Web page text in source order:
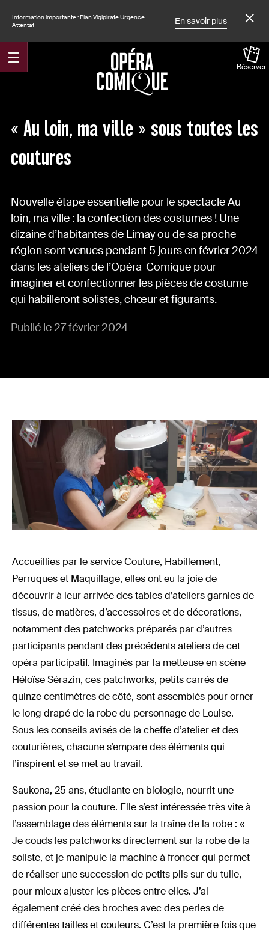
Information importante : Plan Vigipirate Urgence
Attentat
En savoir plus
Réserver
« Au loin, ma ville » sous toutes les
coutures
Nouvelle étape essentielle pour le spectacle Au
loin, ma ville : la confection des costumes ! Une
dizaine d’habitantes de Limay ou de sa proche
région sont venues pendant 5 jours en février 2024
dans les ateliers de l’Opéra-Comique pour
imaginer et confectionner les pièces de costume
qui habilleront solistes, chœur et figurants.
Publié le 27 février 2024
Accueillies par le service Couture, Habillement,
Perruques et Maquillage, elles ont eu la joie de
découvrir à leur arrivée des tables d’ateliers garnies de
tissus, de matières, d’accessoires et de décorations,
notamment des patchworks préparés par d’autres
participants pendant des précédents ateliers de cet
opéra participatif. Imaginés par la metteuse en scène
Héloïse Sérazin, ces patchworks, petits carrés de
quinze centimètres de côté, sont assemblés pour orner
le long drapé de la robe du personnage de Louise.
Sous les conseils avisés de la cheffe d’atelier et des
couturières, chacune s’empare des éléments qui
l’inspirent et se met au travail.
Saukona, 25 ans, étudiante en biologie, nourrit une
passion pour la couture. Elle s’est intéressée très vite à
l’assemblage des éléments sur la traîne de la robe : «
Je couds les patchworks directement sur la robe de la
soliste, et je manipule la machine à froncer qui permet
de réaliser une succession de petits plis sur du tulle,
pour mieux ajuster les pièces entre elles. J’ai
également créé des broches avec des perles de
différentes tailles et couleurs. C’est la première fois que